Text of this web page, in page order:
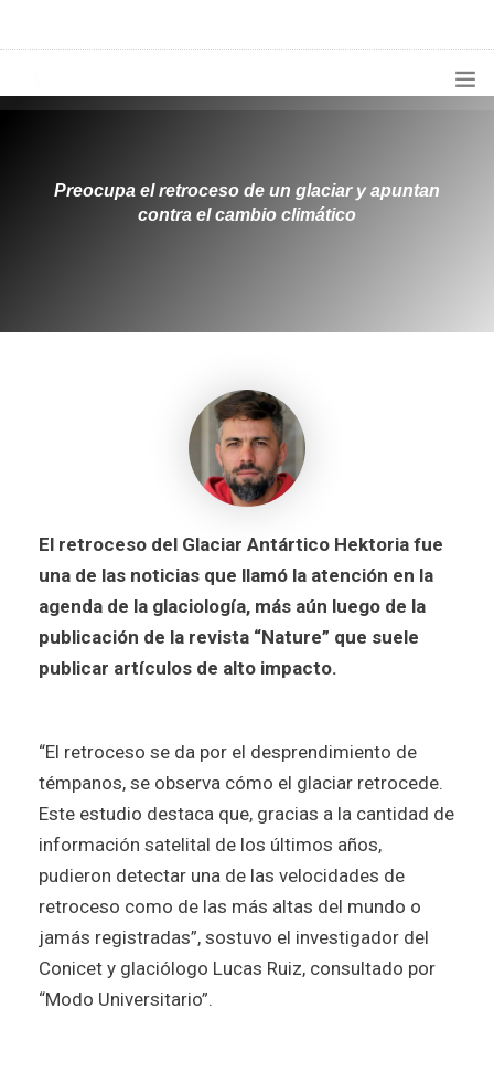
¿QUIÉNES SOMOS?
Preocupa el retroceso de un glaciar y apuntan
contra el cambio climático
El retroceso del Glaciar Antártico Hektoria fue
una de las noticias que llamó la atención en la
agenda de la glaciología, más aún luego de la
publicación de la revista “Nature” que suele
publicar artículos de alto impacto.
“El retroceso se da por el desprendimiento de
témpanos, se observa cómo el glaciar retrocede.
Este estudio destaca que, gracias a la cantidad de
información satelital de los últimos años,
pudieron detectar una de las velocidades de
retroceso como de las más altas del mundo o
jamás registradas”, sostuvo el investigador del
Conicet y glaciólogo Lucas Ruiz, consultado por
“Modo Universitario”.